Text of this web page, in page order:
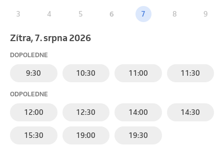
3 4 5 6 7 8 9
Zítra, 7. srpna 2026
DOPOLEDNE
9:30 10:30 11:00 11:30
ODPOLEDNE
12:00 12:30 14:00 14:30
15:30 19:00 19:30